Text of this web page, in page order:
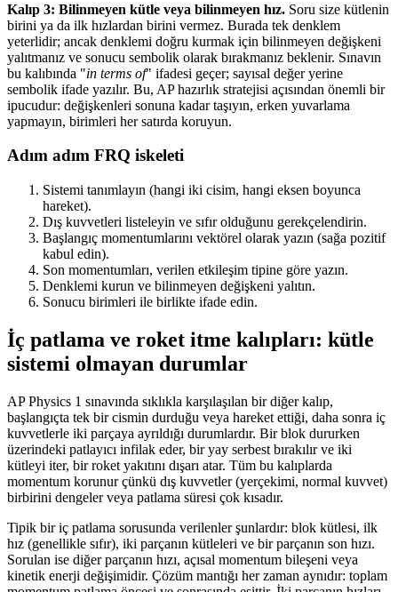
Kalıp 3: Bilinmeyen kütle veya bilinmeyen hız. Soru size kütlenin
birini ya da ilk hızlardan birini vermez. Burada tek denklem
yeterlidir; ancak denklemi doğru kurmak için bilinmeyen değişkeni
yalıtmanız ve sonucu sembolik olarak bırakmanız beklenir. Sınavın
bu kalıbında "in terms of" ifadesi geçer; sayısal değer yerine
sembolik ifade yazılır. Bu, AP hazırlık stratejisi açısından önemli bir
ipucudur: değişkenleri sonuna kadar taşıyın, erken yuvarlama
yapmayın, birimleri her satırda koruyun.
Adım adım FRQ iskeleti
Sistemi tanımlayın (hangi iki cisim, hangi eksen boyunca
hareket).
Dış kuvvetleri listeleyin ve sıfır olduğunu gerekçelendirin.
Başlangıç momentumlarını vektörel olarak yazın (sağa pozitif
kabul edin).
Son momentumları, verilen etkileşim tipine göre yazın.
Denklemi kurun ve bilinmeyen değişkeni yalıtın.
Sonucu birimleri ile birlikte ifade edin.
İç patlama ve roket itme kalıpları: kütle
sistemi olmayan durumlar
AP Physics 1 sınavında sıklıkla karşılaşılan bir diğer kalıp,
başlangıçta tek bir cismin durduğu veya hareket ettiği, daha sonra iç
kuvvetlerle iki parçaya ayrıldığı durumlardır. Bir blok dururken
üzerindeki patlayıcı infilak eder, bir yay serbest bırakılır ve iki
kütleyi iter, bir roket yakıtını dışarı atar. Tüm bu kalıplarda
momentum korunur çünkü dış kuvvetler (yerçekimi, normal kuvvet)
birbirini dengeler veya patlama süresi çok kısadır.
Tipik bir iç patlama sorusunda verilenler şunlardır: blok kütlesi, ilk
hız (genellikle sıfır), iki parçanın kütleleri ve bir parçanın son hızı.
Sorulan ise diğer parçanın hızı, açısal momentum bileşeni veya
kinetik enerji değişimidir. Çözüm mantığı her zaman aynıdır: toplam